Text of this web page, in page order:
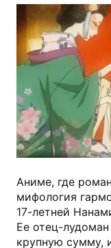
Аниме, где
мифология
17-летней
Ее отец-
крупную сумму,